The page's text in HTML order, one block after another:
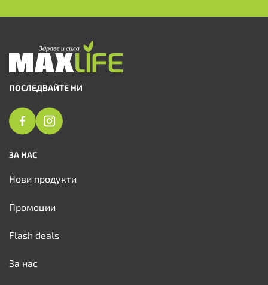
ПОСЛЕДВАЙТЕ НИ
ЗА НАС
Нови продукти
Промоции
Flash deals
За нас